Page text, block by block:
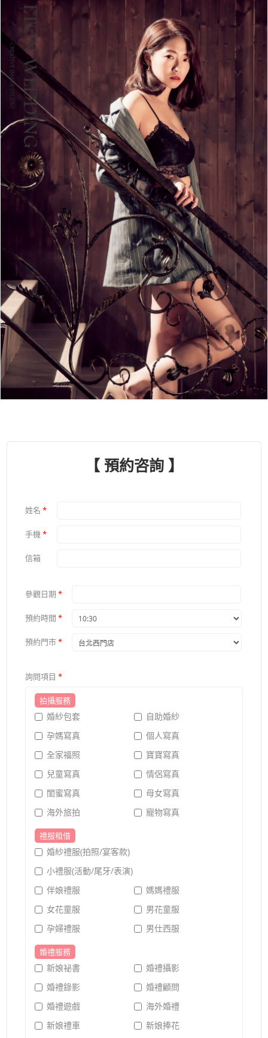
【 預約咨詢 】
姓名*
手機*
信箱
參觀日期*
預約時間*
預約門市*
詢問項目*
拍攝服務
婚紗包套
自助婚紗
孕媽寫真
個人寫真
全家福照
寶寶寫真
兒童寫真
情侶寫真
閨蜜寫真
母女寫真
海外旅拍
寵物寫真
禮服租借
婚紗禮服(拍照/宴客款)
小禮服(活動/尾牙/表演)
伴娘禮服
媽媽禮服
女花童服
男花童服
孕婦禮服
男仕西服
婚禮服務
新娘祕書
婚禮攝影
婚禮錄影
婚禮顧問
婚禮遊戲
海外婚禮
新娘禮車
新娘捧花